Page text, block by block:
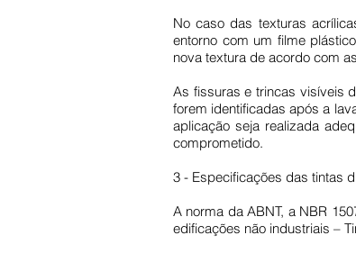
No caso das texturas
entorno com um filme
nova textura de acordo com
As fissuras e trincas visíveis
forem identificadas após a
aplicação seja realizada
comprometido.
3 - Especificações das tintas
A norma da ABNT, a NBR
edificações não industriais –